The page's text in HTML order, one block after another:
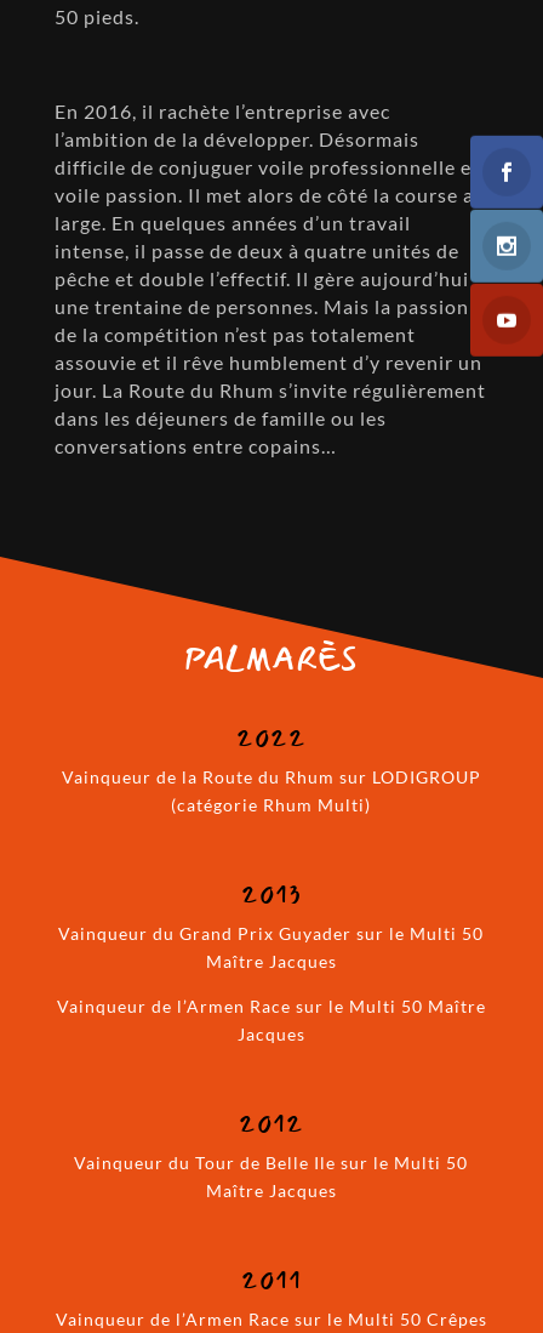
50 pieds.
En 2016, il rachète l’entreprise avec
l’ambition de la développer. Désormais
difficile de conjuguer voile professionnelle et
voile passion. Il met alors de côté la course au
large. En quelques années d’un travail
intense, il passe de deux à quatre unités de
pêche et double l’effectif. Il gère aujourd’hui
une trentaine de personnes. Mais la passion
de la compétition n’est pas totalement
assouvie et il rêve humblement d’y revenir un
jour. La Route du Rhum s’invite régulièrement
dans les déjeuners de famille ou les
conversations entre copains…
PALMARÈS
2022
Vainqueur de la Route du Rhum sur LODIGROUP
(catégorie Rhum Multi)
2013
Vainqueur du Grand Prix Guyader sur le Multi 50
Maître Jacques
Vainqueur de l’Armen Race sur le Multi 50 Maître
Jacques
2012
Vainqueur du Tour de Belle Ile sur le Multi 50
Maître Jacques
2011
Vainqueur de l’Armen Race sur le Multi 50 Crêpes